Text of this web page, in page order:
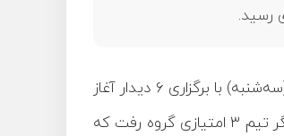
رسید.
به گزارش روابط عمومی فدراسیون ورزش‌های همگانی، روز دوم از دور مقدماتی جام باشگاه‌های مینی‌فوتبال آسیا ۲۰۲۵ در اندونزی امروز(سه‌شنبه) با برگزاری ۶ دیدار آغاز
امارات دیگر تیم ۳ امتیازی گروه رفت که